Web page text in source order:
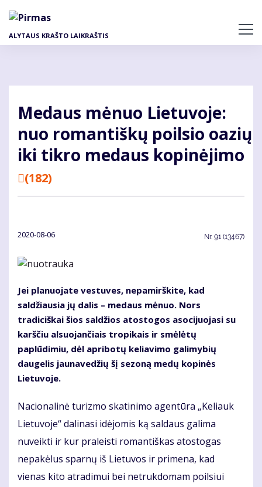
pagrindinį
ALYTAUS KRAŠTO LAIKRAŠTIS
Medaus mėnuo Lietuvoje:
nuo romantiškų poilsio oazių
iki tikro medaus kopinėjimo
(182)
2020-08-06 Nr. 91 (13467)
Jei planuojate vestuves, nepamirškite, kad
saldžiausia jų dalis – medaus mėnuo. Nors
tradiciškai šios saldžios atostogos asocijuojasi su
karščiu alsuojančiais tropikais ir smėlėtų
paplūdimiu, dėl apribotų keliavimo galimybių
daugelis jaunavedžių šį sezoną medų kopinės
Lietuvoje.
Nacionalinė turizmo skatinimo agentūra „Keliauk
Lietuvoje“ dalinasi idėjomis ką saldaus galima
nuveikti ir kur praleisti romantiškas atostogas
nepakėlus sparnų iš Lietuvos ir primena, kad
vienas kito atradimui bei netrukdomam poilsiui